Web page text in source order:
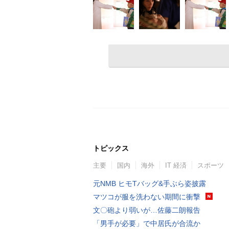
トピックス
主要 国内 海外 IT 経済 スポーツ
元NMB ヒモTバッグ&手ぶら姿披露
マツコが服を洗わない期間に衝撃
文〇砲より弱いが…佐藤二朗報告
「男手が必要」で中居氏が合流か